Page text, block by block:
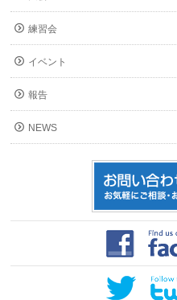
練習会
イベント
報告
NEWS